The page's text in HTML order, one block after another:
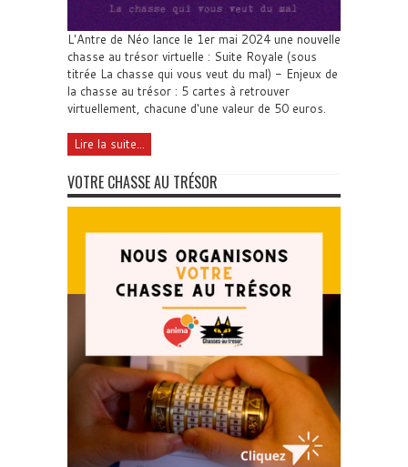
L'Antre de Néo lance le 1er mai 2024 une nouvelle
chasse au trésor virtuelle : Suite Royale (sous
titrée La chasse qui vous veut du mal) - Enjeux de
la chasse au trésor : 5 cartes à retrouver
virtuellement, chacune d'une valeur de 50 euros.
Lire la suite...
VOTRE CHASSE AU TRÉSOR